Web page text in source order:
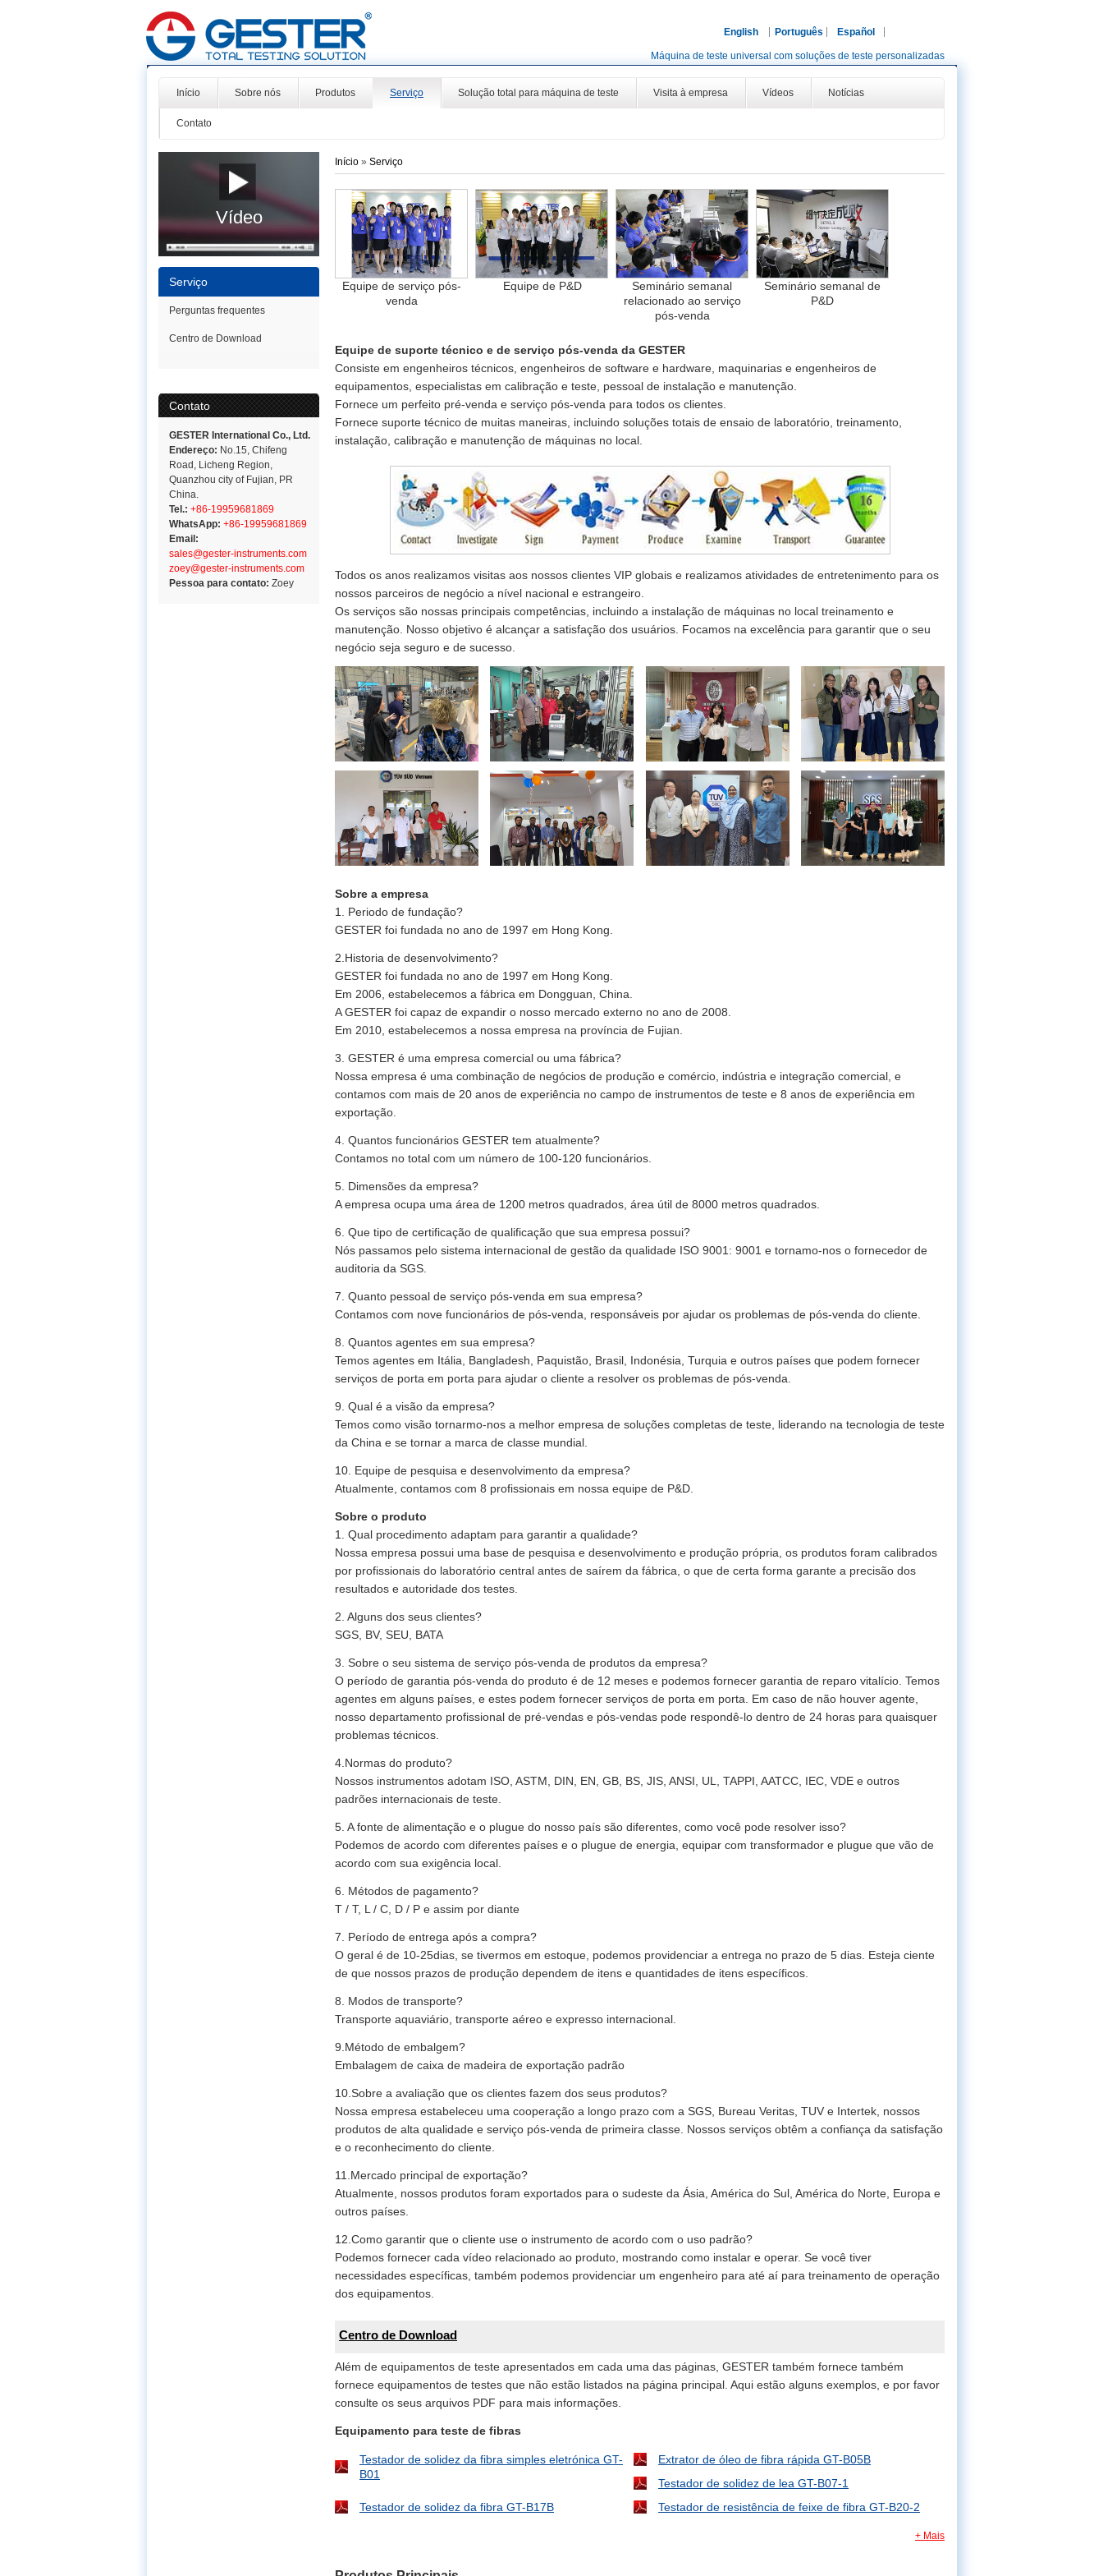
English Português Español
Máquina de teste universal com soluções de teste personalizadas
Início Sobre nós Produtos Serviço Solução total para máquina de teste Visita à empresa Vídeos Notícias
Contato
Vídeo
Serviço
Perguntas frequentes
Centro de Download
Contato
GESTER International Co., Ltd.
Endereço: No.15, Chifeng
Road, Licheng Region,
Quanzhou city of Fujian, PR
China.
Tel.: +86-19959681869
WhatsApp: +86-19959681869
Email:
sales@gester-instruments.com
zoey@gester-instruments.com
Pessoa para contato: Zoey
Início » Serviço
Equipe de serviço pós-
venda
Equipe de P&D
Seminário semanal
relacionado ao serviço
pós-venda
Seminário semanal de
P&D
Equipe de suporte técnico e de serviço pós-venda da GESTER
Consiste em engenheiros técnicos, engenheiros de software e hardware, maquinarias e engenheiros de
equipamentos, especialistas em calibração e teste, pessoal de instalação e manutenção.
Fornece um perfeito pré-venda e serviço pós-venda para todos os clientes.
Fornece suporte técnico de muitas maneiras, incluindo soluções totais de ensaio de laboratório, treinamento,
instalação, calibração e manutenção de máquinas no local.
Todos os anos realizamos visitas aos nossos clientes VIP globais e realizamos atividades de entretenimento para os
nossos parceiros de negócio a nível nacional e estrangeiro.
Os serviços são nossas principais competências, incluindo a instalação de máquinas no local treinamento e
manutenção. Nosso objetivo é alcançar a satisfação dos usuários. Focamos na excelência para garantir que o seu
negócio seja seguro e de sucesso.
Sobre a empresa
1. Periodo de fundação?
GESTER foi fundada no ano de 1997 em Hong Kong.
2.Historia de desenvolvimento?
GESTER foi fundada no ano de 1997 em Hong Kong.
Em 2006, estabelecemos a fábrica em Dongguan, China.
A GESTER foi capaz de expandir o nosso mercado externo no ano de 2008.
Em 2010, estabelecemos a nossa empresa na província de Fujian.
3. GESTER é uma empresa comercial ou uma fábrica?
Nossa empresa é uma combinação de negócios de produção e comércio, indústria e integração comercial, e
contamos com mais de 20 anos de experiência no campo de instrumentos de teste e 8 anos de experiência em
exportação.
4. Quantos funcionários GESTER tem atualmente?
Contamos no total com um número de 100-120 funcionários.
5. Dimensões da empresa?
A empresa ocupa uma área de 1200 metros quadrados, área útil de 8000 metros quadrados.
6. Que tipo de certificação de qualificação que sua empresa possui?
Nós passamos pelo sistema internacional de gestão da qualidade ISO 9001: 9001 e tornamo-nos o fornecedor de
auditoria da SGS.
7. Quanto pessoal de serviço pós-venda em sua empresa?
Contamos com nove funcionários de pós-venda, responsáveis por ajudar os problemas de pós-venda do cliente.
8. Quantos agentes em sua empresa?
Temos agentes em Itália, Bangladesh, Paquistão, Brasil, Indonésia, Turquia e outros países que podem fornecer
serviços de porta em porta para ajudar o cliente a resolver os problemas de pós-venda.
9. Qual é a visão da empresa?
Temos como visão tornarmo-nos a melhor empresa de soluções completas de teste, liderando na tecnologia de teste
da China e se tornar a marca de classe mundial.
10. Equipe de pesquisa e desenvolvimento da empresa?
Atualmente, contamos com 8 profissionais em nossa equipe de P&D.
Sobre o produto
1. Qual procedimento adaptam para garantir a qualidade?
Nossa empresa possui uma base de pesquisa e desenvolvimento e produção própria, os produtos foram calibrados
por profissionais do laboratório central antes de saírem da fábrica, o que de certa forma garante a precisão dos
resultados e autoridade dos testes.
2. Alguns dos seus clientes?
SGS, BV, SEU, BATA
3. Sobre o seu sistema de serviço pós-venda de produtos da empresa?
O período de garantia pós-venda do produto é de 12 meses e podemos fornecer garantia de reparo vitalício. Temos
agentes em alguns países, e estes podem fornecer serviços de porta em porta. Em caso de não houver agente,
nosso departamento profissional de pré-vendas e pós-vendas pode respondê-lo dentro de 24 horas para quaisquer
problemas técnicos.
4.Normas do produto?
Nossos instrumentos adotam ISO, ASTM, DIN, EN, GB, BS, JIS, ANSI, UL, TAPPI, AATCC, IEC, VDE e outros
padrões internacionais de teste.
5. A fonte de alimentação e o plugue do nosso país são diferentes, como você pode resolver isso?
Podemos de acordo com diferentes países e o plugue de energia, equipar com transformador e plugue que vão de
acordo com sua exigência local.
6. Métodos de pagamento?
T / T, L / C, D / P e assim por diante
7. Período de entrega após a compra?
O geral é de 10-25dias, se tivermos em estoque, podemos providenciar a entrega no prazo de 5 dias. Esteja ciente
de que nossos prazos de produção dependem de itens e quantidades de itens específicos.
8. Modos de transporte?
Transporte aquaviário, transporte aéreo e expresso internacional.
9.Método de embalgem?
Embalagem de caixa de madeira de exportação padrão
10.Sobre a avaliação que os clientes fazem dos seus produtos?
Nossa empresa estabeleceu uma cooperação a longo prazo com a SGS, Bureau Veritas, TUV e Intertek, nossos
produtos de alta qualidade e serviço pós-venda de primeira classe. Nossos serviços obtêm a confiança da satisfação
e o reconhecimento do cliente.
11.Mercado principal de exportação?
Atualmente, nossos produtos foram exportados para o sudeste da Ásia, América do Sul, América do Norte, Europa e
outros países.
12.Como garantir que o cliente use o instrumento de acordo com o uso padrão?
Podemos fornecer cada vídeo relacionado ao produto, mostrando como instalar e operar. Se você tiver
necessidades específicas, também podemos providenciar um engenheiro para até aí para treinamento de operação
dos equipamentos.
Centro de Download
Além de equipamentos de teste apresentados em cada uma das páginas, GESTER também fornece também
fornece equipamentos de testes que não estão listados na página principal. Aqui estão alguns exemplos, e por favor
consulte os seus arquivos PDF para mais informações.
Equipamento para teste de fibras
Testador de solidez da fibra simples eletrónica GT-
B01
Extrator de óleo de fibra rápida GT-B05B
Testador de solidez de lea GT-B07-1
Testador de solidez da fibra GT-B17B
Testador de resistência de feixe de fibra GT-B20-2
+ Mais